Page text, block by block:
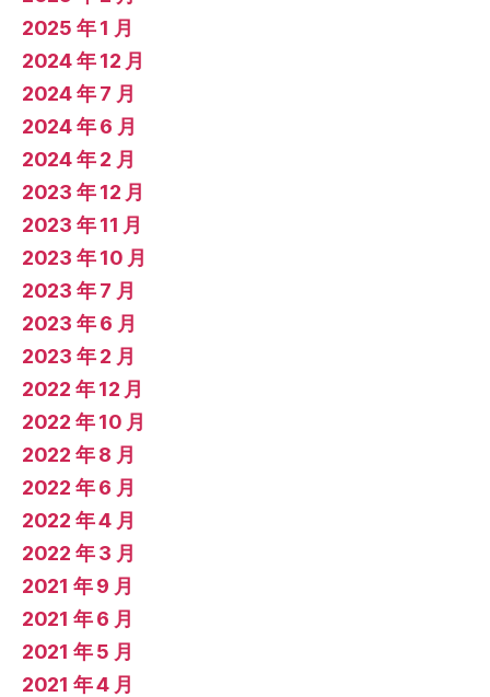
2025 年 1 月
2024 年 12 月
2024 年 7 月
2024 年 6 月
2024 年 2 月
2023 年 12 月
2023 年 11 月
2023 年 10 月
2023 年 7 月
2023 年 6 月
2023 年 2 月
2022 年 12 月
2022 年 10 月
2022 年 8 月
2022 年 6 月
2022 年 4 月
2022 年 3 月
2021 年 9 月
2021 年 6 月
2021 年 5 月
2021 年 4 月